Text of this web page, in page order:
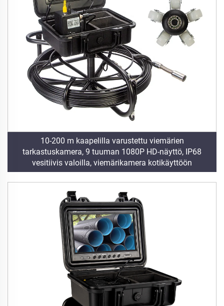
10-200 m kaapelilla varustettu viemärien
tarkastuskamera, 9 tuuman 1080P HD-näyttö, IP68
vesitiivis valoilla, viemärikamera kotikäyttöön